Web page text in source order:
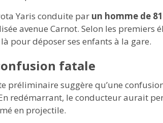
Yaris conduite par un homme de
avenue Carnot. Selon les premiers
pour déposer ses enfants à la gare.
fatale
préliminaire suggère qu’une
redémarrant, le conducteur aurait
en projectile.